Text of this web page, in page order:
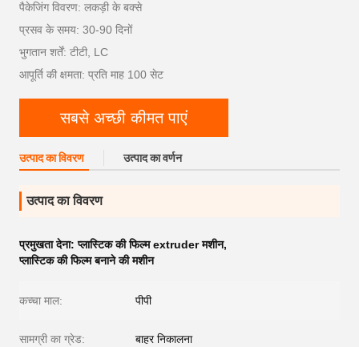
पैकेजिंग विवरण: लकड़ी के बक्से
प्रसव के समय: 30-90 दिनों
भुगतान शर्तें: टीटी, LC
आपूर्ति की क्षमता: प्रति माह 100 सेट
सबसे अच्छी कीमत पाएं
उत्पाद का विवरण उत्पाद का वर्णन
उत्पाद का विवरण
प्रमुखता देना:प्लास्टिक की फिल्म extruder मशीन,
प्लास्टिक की फिल्म बनाने की मशीन
कच्चा माल: पीपी
सामग्री का ग्रेड: बाहर निकालना